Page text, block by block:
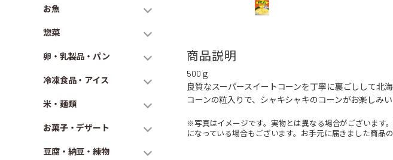
お魚
惣菜
卵・乳製品・パン
冷凍食品・アイス
米・麺類
お菓子・デザート
豆腐・納豆・練物
商品説明
500ｇ
良質なスーパースイートコーンを丁寧に裏ごしして北
コーンの粒入りで、シャキシャキのコーンがお楽しみい
※写真はイメージです。実物とは異なる場合がございます
になっている場合もございます。お手元に届きました商品